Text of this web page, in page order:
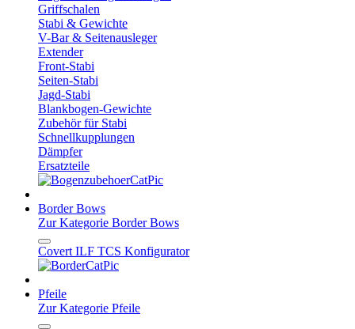
Griffschalen
Stabi & Gewichte
V-Bar & Seitenausleger
Extender
Front-Stabi
Seiten-Stabi
Jagd-Stabi
Blankbogen-Gewichte
Zubehör für Stabi
Schnellkupplungen
Dämpfer
Ersatzteile
Border Bows
Zur Kategorie Border Bows
Covert ILF TCS Konfigurator
Pfeile
Zur Kategorie Pfeile